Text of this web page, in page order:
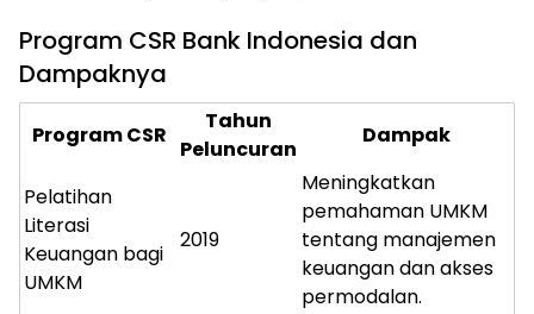
Program CSR Bank Indonesia dan
Dampaknya
Program CSR
Tahun
Peluncuran
Dampak
Pelatihan
Literasi
Keuangan bagi
UMKM
2019
Meningkatkan
pemahaman UMKM
tentang manajemen
keuangan dan akses
permodalan.